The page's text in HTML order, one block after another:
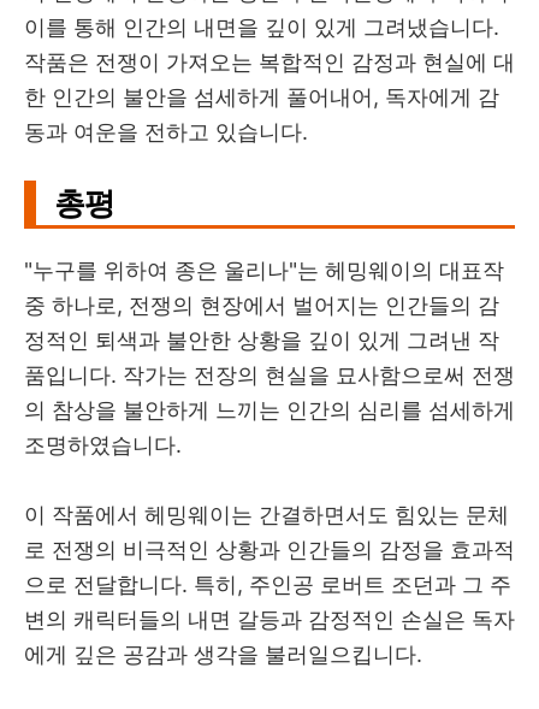
이를 통해 인간의 내면을 깊이 있게 그려냈습니다.
작품은 전쟁이 가져오는 복합적인 감정과 현실에 대
한 인간의 불안을 섬세하게 풀어내어, 독자에게 감
동과 여운을 전하고 있습니다.
총평
"누구를 위하여 종은 울리나"는 헤밍웨이의 대표작
중 하나로, 전쟁의 현장에서 벌어지는 인간들의 감
정적인 퇴색과 불안한 상황을 깊이 있게 그려낸 작
품입니다. 작가는 전장의 현실을 묘사함으로써 전쟁
의 참상을 불안하게 느끼는 인간의 심리를 섬세하게
조명하였습니다.
이 작품에서 헤밍웨이는 간결하면서도 힘있는 문체
로 전쟁의 비극적인 상황과 인간들의 감정을 효과적
으로 전달합니다. 특히, 주인공 로버트 조던과 그 주
변의 캐릭터들의 내면 갈등과 감정적인 손실은 독자
에게 깊은 공감과 생각을 불러일으킵니다.